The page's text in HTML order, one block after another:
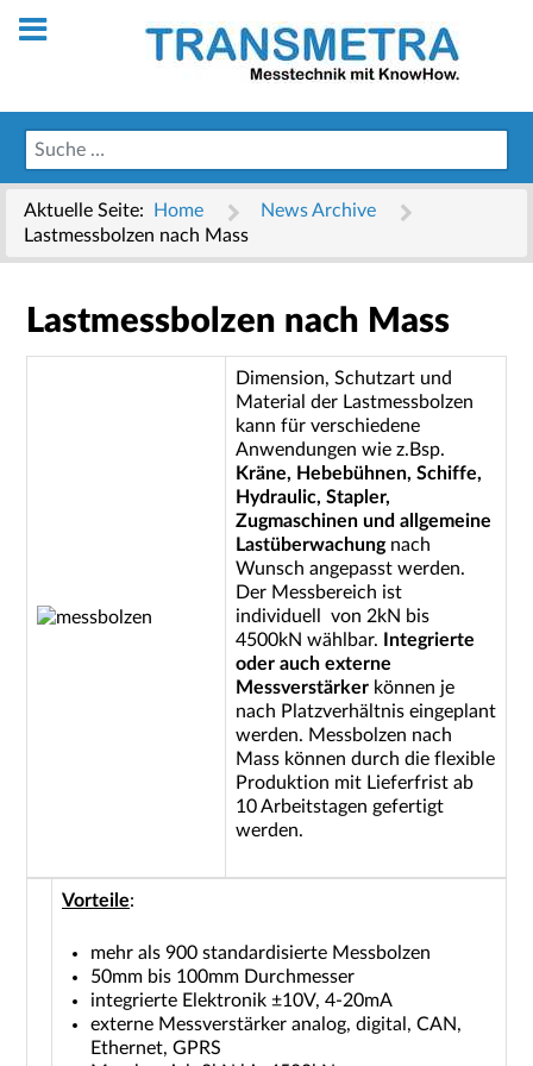
Aktuelle Seite: Home
News Archive
Lastmessbolzen nach Mass
Lastmessbolzen nach Mass
Dimension, Schutzart und
Material der Lastmessbolzen
kann für verschiedene
Anwendungen wie z.Bsp.
Kräne, Hebebühnen, Schiffe,
Hydraulic, Stapler,
Zugmaschinen und allgemeine
Lastüberwachungnach
Wunsch angepasst werden.
Der Messbereich ist
individuell von 2kN bis
4500kN wählbar. Integrierte
oder auch externe
Messverstärker können je
nach Platzverhältnis eingeplant
werden. Messbolzen nach
Mass können durch die flexible
Produktion mit Lieferfrist ab
10 Arbeitstagen gefertigt
werden.
Vorteile:
mehr als 900 standardisierte Messbolzen
50mm bis 100mm Durchmesser
integrierte Elektronik ±10V, 4-20mA
externe Messverstärker analog, digital, CAN,
Ethernet, GPRS